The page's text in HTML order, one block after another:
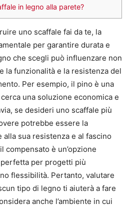
in legno alla parete?
uno scaffale fai da te, la
per garantire durata e
che scegli può influenzare non
la funzionalità e la resistenza del
Per esempio, il pino è una
una soluzione economica e
se desideri uno scaffale più
potrebbe essere la
sua resistenza e al fascino
compensato è un’opzione
per progetti più
flessibilità. Pertanto, valutare
tipo di legno ti aiuterà a fare
anche l’ambiente in cui